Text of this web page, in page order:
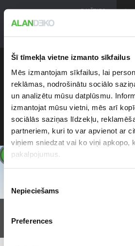
Šī tīmekļa vietne izmanto sīkfailus
Mēs izmantojam sīkfailus, lai
reklāmas, nodrošinātu sociālo
un analizētu mūsu datplūsmu.
izmantojat mūsu vietni, mēs arī
sociālās saziņas līdzekļu,
partneriem, kuri to var apvienot ar
viņiem sniedzat vai ko viņi apkopo,
pakalpojumus.
izvēle
Nepieciešams
Preferences
klienti@alan.lvDALĪTIES >
SEKO MUMS
Facebook
Twitter
Instagram